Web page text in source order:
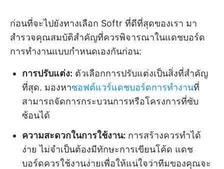
ก่อนที่จะไปยังทางเลือก Softr ที่ดีที่สุดของเรา มา
สำรวจคุณสมบัติสำคัญที่ควรพิจารณาในแดชบอร์ด
การทำงานแบบกำหนดเองกันก่อน:
การปรับแต่ง: ตัวเลือกการปรับแต่งเป็นสิ่งที่สำคัญ
ที่สุด. มองหาซอฟต์แวร์แดชบอร์ดการทำงานที่
สามารถจัดการกระบวนการหรือโครงการที่ซับ
ซ้อนได้
ความสะดวกในการใช้งาน: การสร้างควรทำได้
ง่าย ไม่จำเป็นต้องมีทักษะการเขียนโค้ด แดช
บอร์ดควรใช้งานง่ายเพื่อให้แน่ใจว่าทีมของคุณจะ